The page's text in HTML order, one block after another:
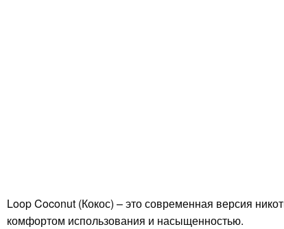
Loop Coconut (Кокос) – это современная версия
комфортом использования и насыщенностью.